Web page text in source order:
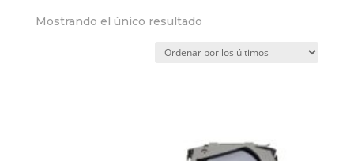
Mostrando el único resultado